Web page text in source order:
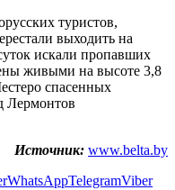
туристов,
выходить на
искали пропавших
живыми на высоте 3,8
спасенных
Лермонтов
Источник: www.belta.by
WhatsAppTelegramViber